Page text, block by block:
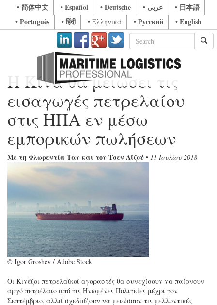
• 简体中文 • Español • Deutsche • عربى
• 日本語
• Português
• हिंदी • Ελληνικά • Русский • English
Η Κίνα θα μειώσει τις
εισαγωγές πετρελαίου
στις ΗΠΑ εν μέσω
εμπορικών πωλήσεων
Με τη Φλωρεντία Ταν και τον Τσεν Αϊζού • 11 Ιουλίου 2018
© Igor Groshev / Adobe Stock
Οι Κινέζοι πετρελαϊκοί αγοραστές θα συνεχίσουν να παίρνουν
αργό πετρέλαιο από τις Ηνωμένες Πολιτείες μέχρι τον
Σεπτέμβριο, αλλά σχεδιάζουν να μειώσουν τις μελλοντικές